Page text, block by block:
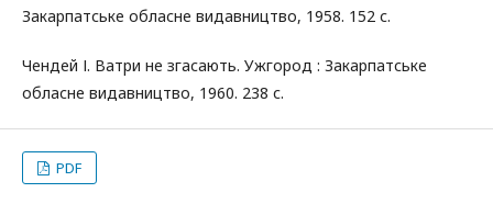
Закарпатське обласне видавництво, 1958. 152 с.
Чендей І. Ватри не згасають. Ужгород : Закарпатське
обласне видавництво, 1960. 238 с.
PDF